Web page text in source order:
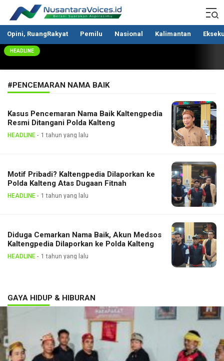
Nusantaravoices.id
Berani Suarakan Aspirasimu
Opini, RuangRakyat Pemilu Nasional Kalimantan
HEADLINE
#PENCEMARAN NAMA BAIK
Kasus Pencemaran Nama Baik Kaltengpedia
Resmi Ditangani Polda Kalteng
HEADLINE 1 tahun yang lalu
Motif Pribadi? Kaltengpedia Dilaporkan ke
Polda Kalteng Atas Dugaan Fitnah
HEADLINE 1 tahun yang lalu
Diduga Cemarkan Nama Baik, Akun Medsos
Kaltengpedia Dilaporkan ke Polda Kalteng
HEADLINE 1 tahun yang lalu
GAYA HIDUP & HIBURAN